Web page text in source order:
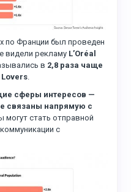
по Франции был проведен
видели рекламу L’Oréal
в 2,8 раза чаще
Lovers.
сферы интересов —
связаны напрямую с
могут стать отправной
с